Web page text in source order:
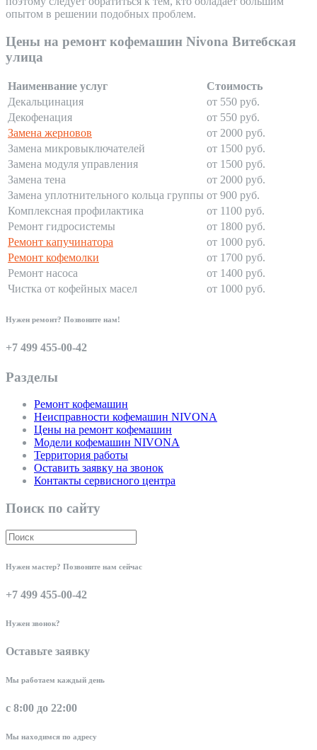
опытом в решении подобных проблем.
Цены на ремонт кофемашин Nivona Витебская
улица
Наименвание услуг
Стоимость
Декальцинация
от 550 руб.
Декофенация
от 550 руб.
Замена жерновов
от 2000 руб.
Замена микровыключателей
от 1500 руб.
Замена модуля управления
от 1500 руб.
Замена тена
от 2000 руб.
Замена уплотнительного кольца группы от 900 руб.
Комплексная профилактика
от 1100 руб.
Ремонт гидросистемы
от 1800 руб.
Ремонт капучинатора
от 1000 руб.
Ремонт кофемолки
от 1700 руб.
Ремонт насоса
от 1400 руб.
Чистка от кофейных масел
от 1000 руб.
Нужен ремонт? Позвоните нам!
+7 499 455-00-42
Разделы
Ремонт кофемашин
Неисправности кофемашин NIVONA
Цены на ремонт кофемашин
Модели кофемашин NIVONA
Территория работы
Оставить заявку на звонок
Контакты сервисного центра
Поиск по сайту
Нужен мастер? Позвоните нам сейчас
+7 499 455-00-42
Нужен звонок?
Оставьте заявку
Мы работаем каждый день
с 8:00 до 22:00
Мы находимся по адресу